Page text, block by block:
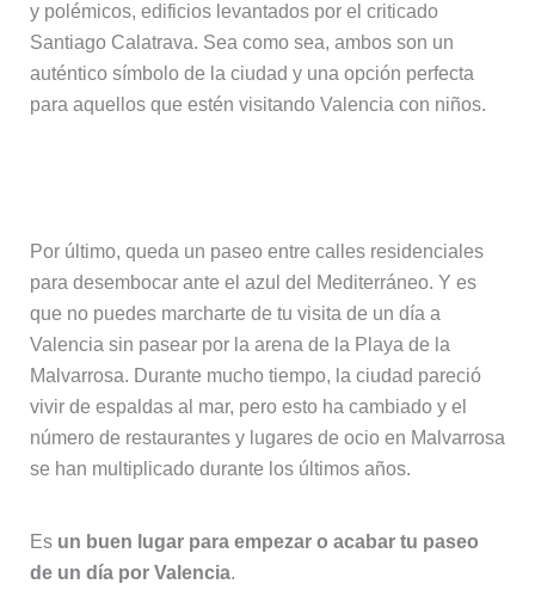
y polémicos, edificios levantados por el criticado
Santiago Calatrava. Sea como sea, ambos son un
auténtico símbolo de la ciudad y una opción perfecta
para aquellos que estén visitando Valencia con niños.
Por último, queda un paseo entre calles residenciales
para desembocar ante el azul del Mediterráneo. Y es
que no puedes marcharte de tu visita de un día a
Valencia sin pasear por la arena de la Playa de la
Malvarrosa. Durante mucho tiempo, la ciudad pareció
vivir de espaldas al mar, pero esto ha cambiado y el
número de restaurantes y lugares de ocio en Malvarrosa
se han multiplicado durante los últimos años.
Es un buen lugar para empezar o acabar tu paseo
de un día por Valencia.